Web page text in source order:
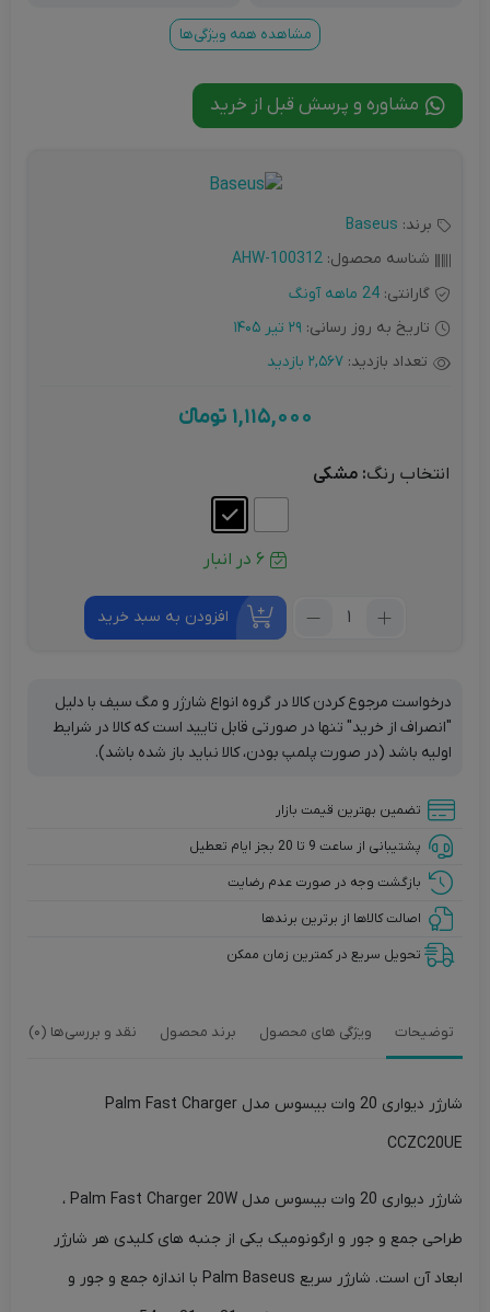
مشاهده همه ویژگی‌ها
مشاوره و پرسش قبل از خرید
برند: Baseus
شناسه محصول: AHW-100312
گارانتی: 24 ماهه آونگ
تاریخ به روز رسانی: 29 تیر 1405
تعداد بازدید: 2,567 بازدید
1,115,000 تومانءء
انتخاب رنگ: مشکی
6 در انبار
تعداد:
وات
بیسوس
مدل
Fast
Charger
افزودن به سبد خرید
درخواست مرجوع کردن کالا در گروه انواع شارژر و مگ سیف با دلیل
"انصراف از خرید" تنها در صورتی قابل تایید است که کالا در شرایط
اولیه باشد (در صورت پلمپ بودن، کالا نباید باز شده باشد).
تضمین بهترین قیمت بازار
پشتیبانی از ساعت 9 تا 20 بجز ایام تعطیل
بازگشت وجه در صورت عدم رضایت
اصالت کالاها از برترین برندها
تحویل سریع در کمترین زمان ممکن
توضیحات ویژگی های محصول برند محصول نقد و بررسی‌ها (0)
شارژر دیواری 20 وات بیسوس مدل Palm Fast Charger
CCZC20UE
شارژر دیواری 20 وات بیسوس مدل Palm Fast Charger 20W ،
طراحی جمع و جور و ارگونومیک یکی از جنبه های کلیدی هر شارژر
ابعاد آن است. شارژر سریع Palm Baseus با اندازه جمع و جور و